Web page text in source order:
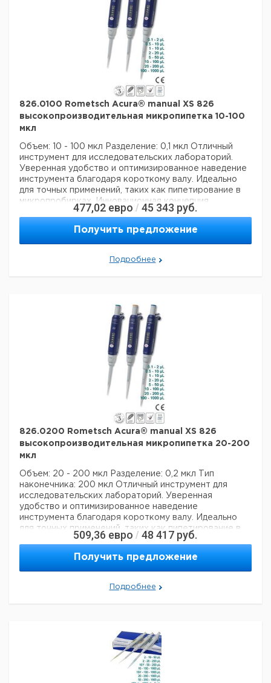
руководство
Данные для перевозки (реальные данные могут
826.0100 Rometsch Acura® manual XS 826
высокопроизводительная микропипетка 10-100
мкл
Объем: 10 - 100 мкл Разделение: 0,1 мкл Отличный
инструмент для исследовательских лабораторий.
Уверенная удобство и оптимизированное наведение
инструмента благодаря короткому валу. Идеально
для точных применений, таких как пипетирование в
микропробирках. Инновационная концепция
уплотнительных колец означает чрезвычайно
бережное пипетирование и снижение усталости рук
во время рабочих процессов. Непревзойденные
рабочие характеристики и долговечность
гарантируют самые высокие требования к
Технические данные:
1
руководство
Данные для перевозки (реальные данные могут
477,02 евро / 45 343 руб.
Получить предложение
Подробнее
826.0200 Rometsch Acura® manual XS 826
высокопроизводительная микропипетка 20-200
мкл
Объем: 20 - 200 мкл Разделение: 0,2 мкл
Тип
наконечника: 200 мкл Отличный инструмент для
исследовательских лабораторий. Уверенная
удобство и оптимизированное наведение
инструмента благодаря короткому валу. Идеально
для точных применений, таких как пипетирование в
микропробирках. Инновационная концепция
уплотнительных колец означает чрезвычайно
бережное пипетирование и снижение усталости рук
во время рабочих процессов. Непревзойденные
рабочие характеристики и долговечность
дозированию.
200 мкл
руководство
Данные для перевозки (реальные данные могут
509,36 евро / 48 417 руб.
Получить предложение
Подробнее